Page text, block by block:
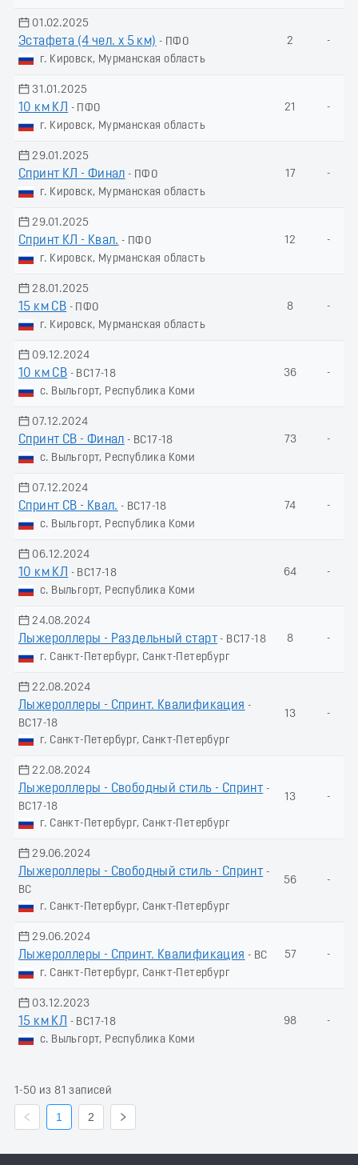
01.02.2025
Эстафета (4 чел. х 5 км) - ПФО
г. Кировск, Мурманская область
2 -
31.01.2025
10 км КЛ
- ПФО
г. Кировск, Мурманская область
21 -
29.01.2025
Спринт КЛ - Финал - ПФО
г. Кировск, Мурманская область
17 -
29.01.2025
Спринт КЛ - Квал. - ПФО
г. Кировск, Мурманская область
12 -
28.01.2025
15 км СВ - ПФО
г. Кировск, Мурманская область
8 -
09.12.2024
10 км СВ - ВС17-18
с. Выльгорт, Республика Коми
36 -
07.12.2024
Спринт СВ - Финал - ВС17-18
с. Выльгорт, Республика Коми
73 -
07.12.2024
Спринт СВ - Квал. - ВС17-18
с. Выльгорт, Республика Коми
74 -
06.12.2024
10 км КЛ
- ВС17-18
с. Выльгорт, Республика Коми
64 -
24.08.2024
Лыжероллеры - Раздельный старт - ВС17-18
г. Санкт-Петербург, Санкт-Петербург
8 -
22.08.2024
Лыжероллеры - Спринт. Квалификация -
ВС17-18
г. Санкт-Петербург, Санкт-Петербург
13 -
22.08.2024
Лыжероллеры - Свободный стиль - Спринт -
ВС17-18
г. Санкт-Петербург, Санкт-Петербург
13 -
29.06.2024
Лыжероллеры - Свободный стиль - Спринт -
ВС
г. Санкт-Петербург, Санкт-Петербург
56 -
29.06.2024
Лыжероллеры - Спринт. Квалификация - ВС
г. Санкт-Петербург, Санкт-Петербург
57 -
03.12.2023
15 км КЛ
- ВС17-18
с. Выльгорт, Республика Коми
98 -
1-50 из 81 записей
1 2